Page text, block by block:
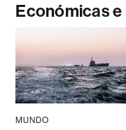
Económicas
MUNDO